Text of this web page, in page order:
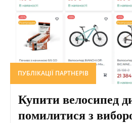
ПУБЛІКАЦІЇ ПАРТНЕРІВ
Купити велосипед
помилитися з